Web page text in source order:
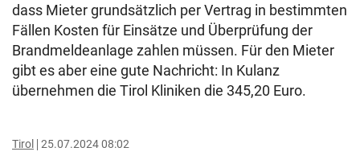
dass Mieter grundsätzlich per Vertrag in bestimmten
Fällen Kosten für Einsätze und Überprüfung der
Brandmeldeanlage zahlen müssen. Für den Mieter
gibt es aber eine gute Nachricht: In Kulanz
übernehmen die Tirol Kliniken die 345,20 Euro.
Tirol 25.07.2024 08:02